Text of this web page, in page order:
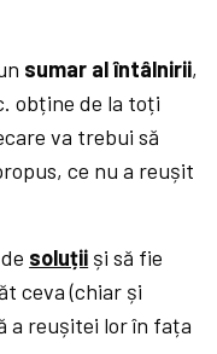
sumar al întâlnirii,
obține de la toți
va trebui să
ce nu a reușit
soluții și să fie
ceva (chiar și
a reușitei lor în fața